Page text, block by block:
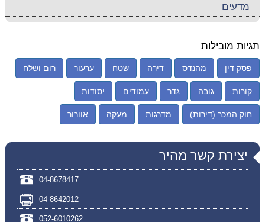
מדעים
תגיות מובילות
פסק דין מהנדס דירה שטח ערעור רום ושלח
קורות גובה גדר עמודים יסודות
חוק המכר (דירות) מדרגות מעקה אוורור
יצירת קשר מהיר
04-8678417
04-8642012
052-6010262